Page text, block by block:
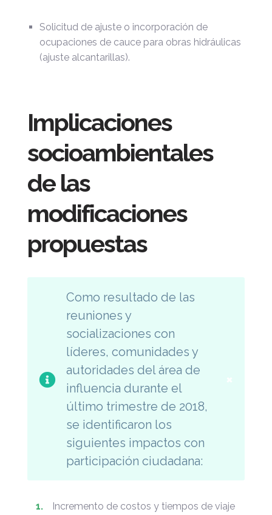
Solicitud de ajuste o incorporación de
ocupaciones de cauce para obras hidráulicas
(ajuste alcantarillas).
Implicaciones
socioambientales
de las
modificaciones
propuestas
Como resultado de las
reuniones y
socializaciones con
líderes, comunidades y
autoridades del área de
influencia durante el
último trimestre de 2018,
se identificaron los
siguientes impactos con
participación ciudadana:
×
Incremento de costos y tiempos de viaje